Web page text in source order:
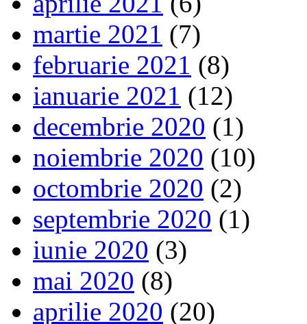
martie 2021 (7)
februarie 2021 (8)
ianuarie 2021 (12)
decembrie 2020 (1)
noiembrie 2020 (10)
octombrie 2020 (2)
septembrie 2020 (1)
iunie 2020 (3)
mai 2020 (8)
aprilie 2020 (20)